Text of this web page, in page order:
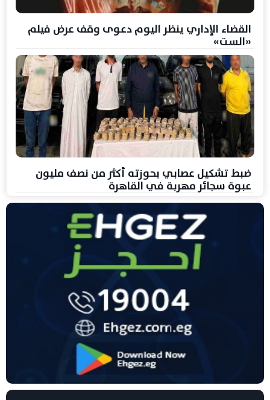
القضاء الإداري ينظر اليوم دعوى وقف عرض فيلم
«الست»
ضبط تشكيل عصابي بحوزته أكثر من نصف مليون
عبوة سجائر مهربة في القاهرة